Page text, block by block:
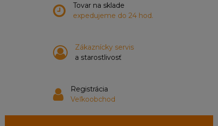
Tovar na sklade
expedujeme do 24 hod.
Zákaznícky servis
a starostlivosť
Registrácia
Veľkoobchod